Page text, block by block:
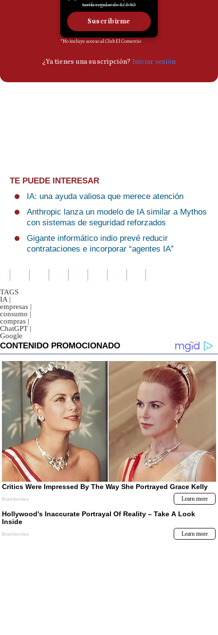
TE PUEDE INTERESAR
IA: una ayuda valiosa que merece atención
Anthropic lanza un modelo de IA similar a Mythos
con sistemas de seguridad reforzados
Gigante informático indio prevé reducir
contrataciones e incorporar “agentes IA”
TAGS
IA |
empresas |
consumo |
compras |
ChatGPT |
Google